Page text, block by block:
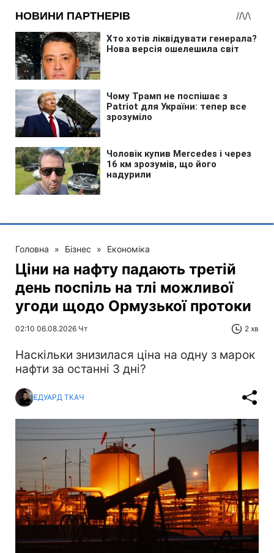
Головна » Бізнес » Економіка
Ціни на нафту падають третій
день поспіль на тлі можливої
угоди щодо Ормузької протоки
02:10 06.08.2026 Чт 2 хв
Наскільки знизилася ціна на одну з марок
нафти за останні 3 дні?
ЕДУАРД ТКАЧ